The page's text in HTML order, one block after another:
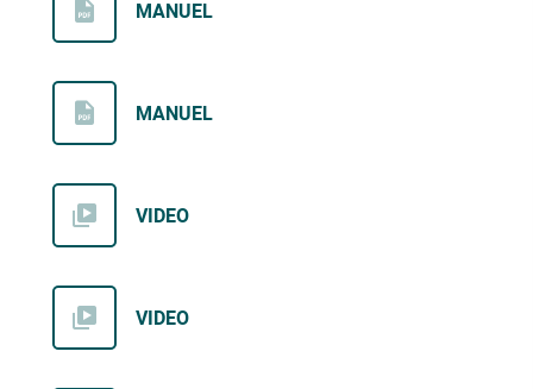
MANUEL
MANUEL
VIDEO
VIDEO